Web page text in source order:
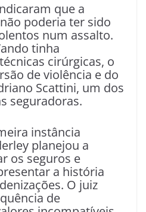
que a
poderia ter sido
num assalto.
tinha
cirúrgicas, o
de violência e do
Scattini, um dos
seguradoras.
instância
planejou a
os seguros e
a história
O juiz
de